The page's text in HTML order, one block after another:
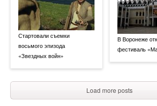
Стартовали съемки
восьмого эпизода
«Звездных войн»
В Воронеже
фестиваль
Load more posts